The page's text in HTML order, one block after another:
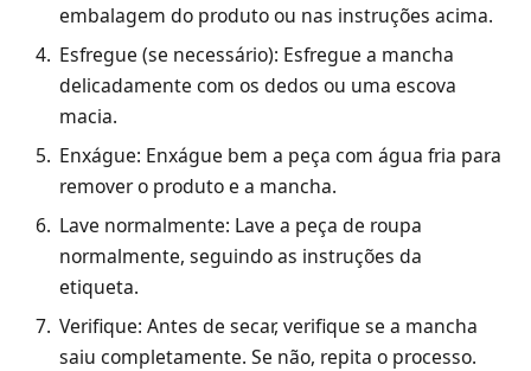
embalagem do produto ou nas instruções acima.
Esfregue (se necessário): Esfregue a mancha
delicadamente com os dedos ou uma escova
macia.
Enxágue: Enxágue bem a peça com água fria para
remover o produto e a mancha.
Lave normalmente: Lave a peça de roupa
normalmente, seguindo as instruções da
etiqueta.
Verifique: Antes de secar, verifique se a mancha
saiu completamente. Se não, repita o processo.